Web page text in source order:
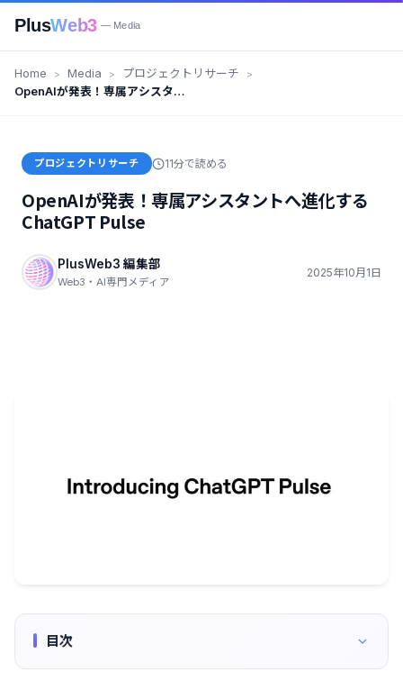
PlusWeb3 — Media
Home Media
プロジェクトリサーチ
OpenAIが発表！専属アシスタン
プロジェクトリサーチ 11分で読める
OpenAIが発表！専属アシスタントへ進化する
ChatGPT Pulse
PlusWeb3 編集部
Web3・AI専門メディア
2025年10月1日
目次